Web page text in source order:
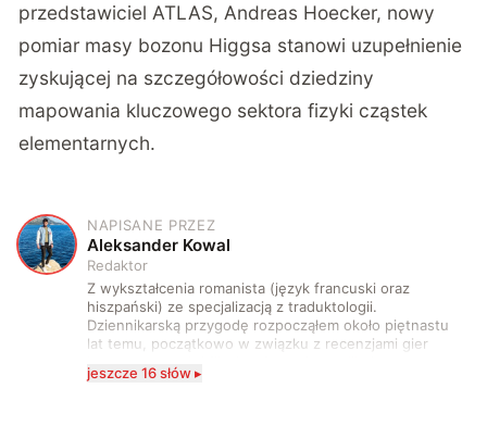
przedstawiciel ATLAS, Andreas Hoecker, nowy
pomiar masy bozonu Higgsa stanowi uzupełnienie
zyskującej na szczegółowości dziedziny
mapowania kluczowego sektora fizyki cząstek
elementarnych.
A
NAPISANE PRZEZ
Aleksander Kowal
Redaktor
Z wykształcenia romanista (język francuski oraz
hiszpański) ze specjalizacją z traduktologii.
Dziennikarską przygodę rozpocząłem około piętnastu
lat temu, początkowo w związku z recenzjami gier
komputerowych i filmów. Obecnie publikuję
zdecydowanie częściej na tematy związane z nauką
jeszcze 16 słów ▸